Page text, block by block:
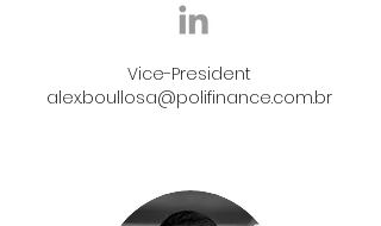
Vice-President
alex.boullosa@polifinance.com.br